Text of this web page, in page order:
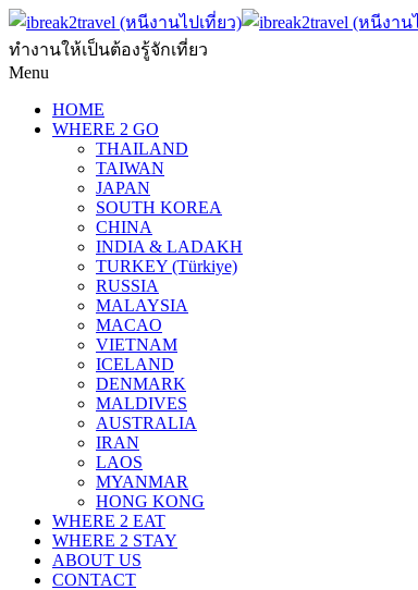
ทำงานให้เป็นต้องรู้จักเที่ยว
Menu
HOME
WHERE 2 GO
THAILAND
TAIWAN
JAPAN
SOUTH KOREA
CHINA
INDIA & LADAKH
TURKEY (Türkiye)
RUSSIA
MALAYSIA
MACAO
VIETNAM
ICELAND
DENMARK
MALDIVES
AUSTRALIA
IRAN
LAOS
MYANMAR
HONG KONG
WHERE 2 EAT
WHERE 2 STAY
ABOUT US
CONTACT